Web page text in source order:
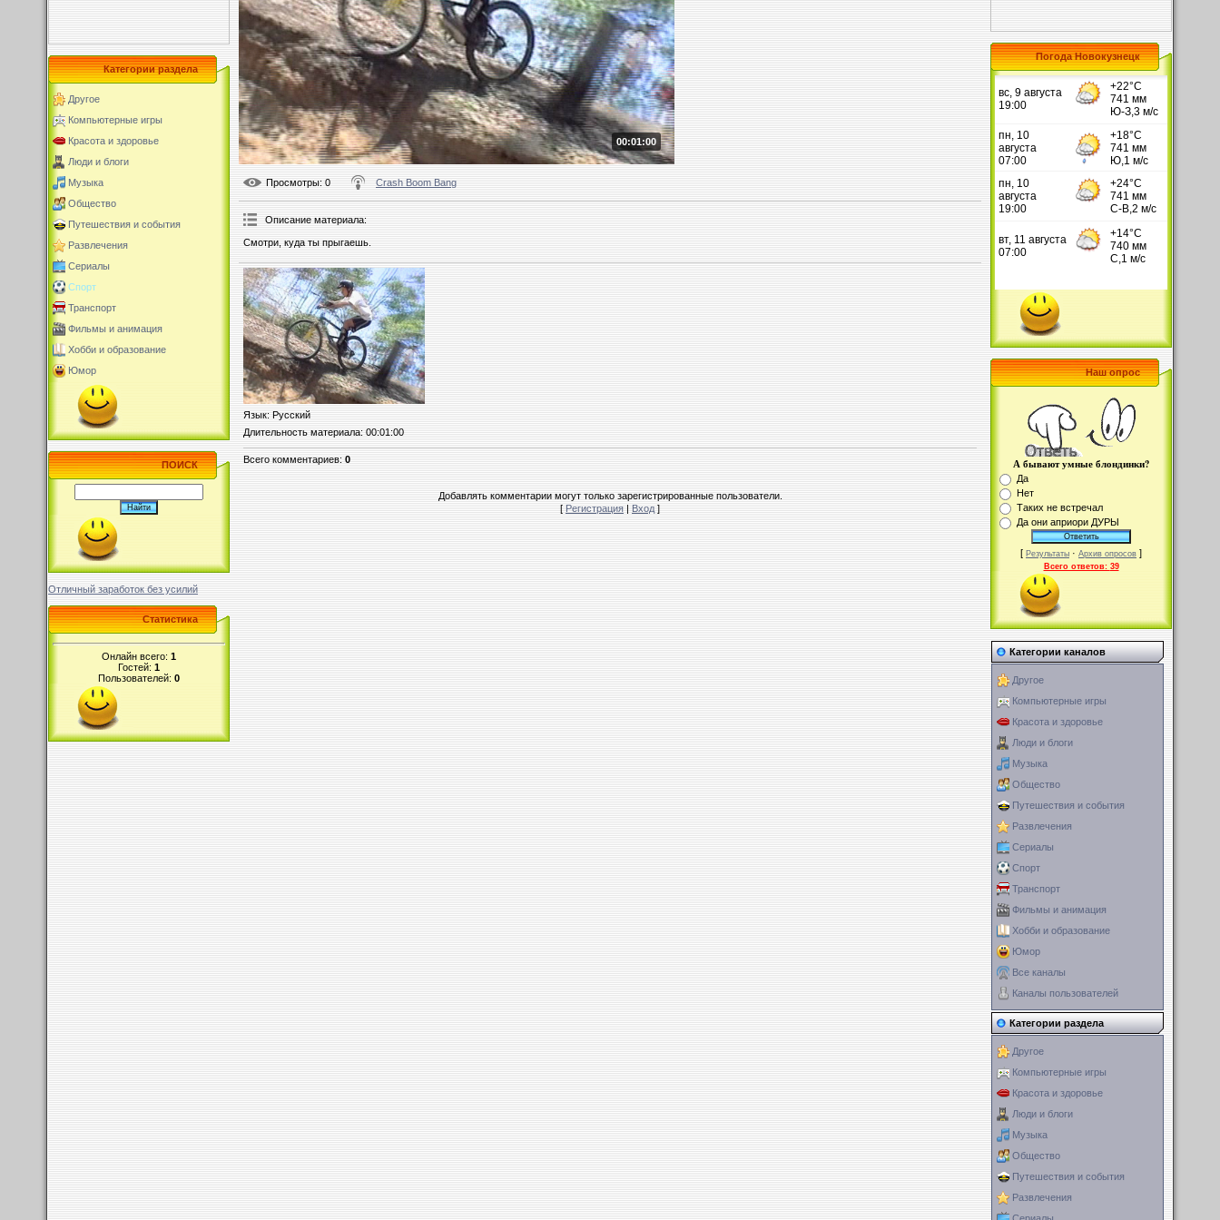
Категории раздела
Другое
Компьютерные игры
Красота и здоровье
Люди и блоги
Музыка
Общество
Путешествия и события
Развлечения
Сериалы
Спорт
Транспорт
Фильмы и анимация
Хобби и образование
Юмор
ПОИСК
Отличный заработок без усилий
Статистика
Онлайн всего: 1
Гостей: 1
Пользователей: 0
00:01:00
Просмотры: 0 Crash Boom Bang
Описание материала:
Смотри, куда ты прыгаешь.
Язык: Русский
Длительность материала: 00:01:00
Всего комментариев:0
Добавлять комментарии могут только зарегистрированные пользователи.
[Регистрация|Вход]
Погода Новокузнецк
Наш опрос
А бывают умные блондинки?
Да
Нет
Таких не встречал
Да они априори ДУРЫ
[ Результаты · Архив опросов ]
Всего ответов: 39
Категории каналов
Другое
Компьютерные игры
Красота и здоровье
Люди и блоги
Музыка
Общество
Путешествия и события
Развлечения
Сериалы
Спорт
Транспорт
Фильмы и анимация
Хобби и образование
Юмор
Все каналы
Каналы пользователей
Категории раздела
Другое
Компьютерные игры
Красота и здоровье
Люди и блоги
Музыка
Общество
Путешествия и события
Развлечения